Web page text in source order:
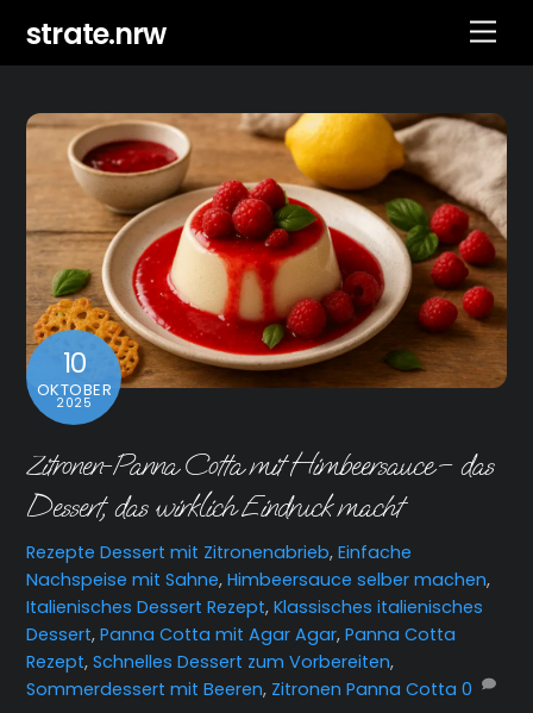
strate.nrw
10
OKTOBER
2025
Zitronen-Panna Cotta mit Himbeersauce – das
Dessert, das wirklich Eindruck macht
Rezepte Dessert mit Zitronenabrieb,Einfache
Nachspeise mit Sahne,Himbeersauce selber machen,
Italienisches Dessert Rezept,Klassisches italienisches
Dessert,Panna Cotta mit Agar Agar,Panna Cotta
Rezept,Schnelles Dessert zum Vorbereiten,
Sommerdessert mit Beeren, Zitronen Panna Cotta 0